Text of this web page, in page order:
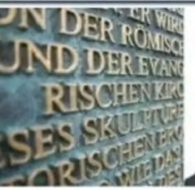
Saltar
al
contenido
Viajes